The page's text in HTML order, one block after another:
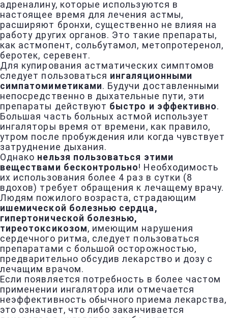
адреналину, которые используются в
настоящее время для лечения астмы,
расширяют бронхи, существенно не влияя на
работу других органов. Это такие препараты,
как астмопент, сольбутамол, метопротеренол,
беротек, серевент.
Для купирования астматических симптомов
следует пользоваться ингаляционными
симпатомиметиками. Будучи доставленными
непосредственно в дыхательные пути, эти
препараты действуют быстро и эффективно.
Большая часть больных астмой использует
ингаляторы время от времени, как правило,
утром после пробуждения или когда чувствует
затруднение дыхания.
Однако нельзя пользоваться этими
веществами бесконтрольно! Необходимость
их использования более 4 раз в сутки (8
вдохов) требует обращения к лечащему врачу.
Людям пожилого возраста, страдающим
ишемической болезнью сердца,
гипертонической болезнью,
тиреотоксикозом, имеющим нарушения
сердечного ритма, следует пользоваться
препаратами с большой осторожностью,
предварительно обсудив лекарство и дозу с
лечащим врачом.
Если появляется потребность в более частом
применении ингалятора или отмечается
неэффективность обычного приема лекарства,
это означает, что либо заканчивается